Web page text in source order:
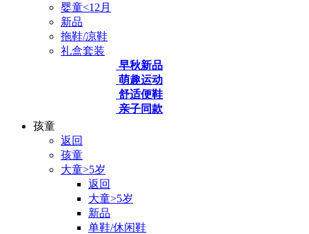
婴童<12月
新品
拖鞋/凉鞋
礼盒套装
早秋新品
萌趣运动
舒适便鞋
亲子同款
孩童
返回
孩童
大童>5岁
返回
大童>5岁
新品
单鞋/休闲鞋